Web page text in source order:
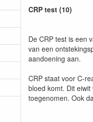
CRP test (10)
De CRP test is een
van een
aandoening aan.
CRP staat voor C-
bloed komt. Dit
toegenomen. Ook